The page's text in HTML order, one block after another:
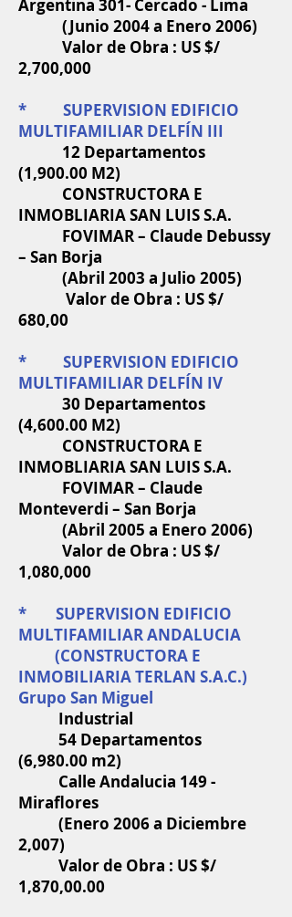
Argentina 301- Cercado - Lima
(Junio 2004 a Enero 2006)
Valor de Obra : US $/
2,700,000
* SUPERVISION EDIFICIO
MULTIFAMILIAR DELFÍN III
12 Departamentos
(1,900.00 M2)
CONSTRUCTORA E
INMOBLIARIA SAN LUIS S.A.
FOVIMAR – Claude Debussy
– San Borja
(Abril 2003 a Julio 2005)
Valor de Obra : US $/
680,00
* SUPERVISION EDIFICIO
MULTIFAMILIAR DELFÍN IV
30 Departamentos
(4,600.00 M2)
CONSTRUCTORA E
INMOBLIARIA SAN LUIS S.A.
FOVIMAR – Claude
Monteverdi – San Borja
(Abril 2005 a Enero 2006)
Valor de Obra : US $/
1,080,000
* SUPERVISION EDIFICIO
MULTIFAMILIAR ANDALUCIA
(CONSTRUCTORA E
INMOBILIARIA TERLAN S.A.C.)
Grupo San Miguel
Industrial
54 Departamentos
(6,980.00 m2)
Calle Andalucia 149 -
Miraflores
(Enero 2006 a Diciembre
2,007)
Valor de Obra : US $/
1,870,00.00